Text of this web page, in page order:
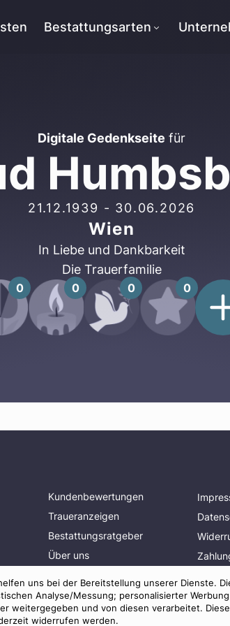
uns bei der Bereitstellung unserer Dienste.
Analyse/Messung; personalisierter
weitergegeben und von diesen verarbeitet.
widerrufen werden.
Bestattungsarten
Digitale Gedenkseite für
21.12.1939 - 30.06.2026
Wien
In Liebe und Dankbarkeit
Die Trauerfamilie
0 0 0 0
Kundenbewertungen
Traueranzeigen
Bestattungsratgeber
Über uns
AGB